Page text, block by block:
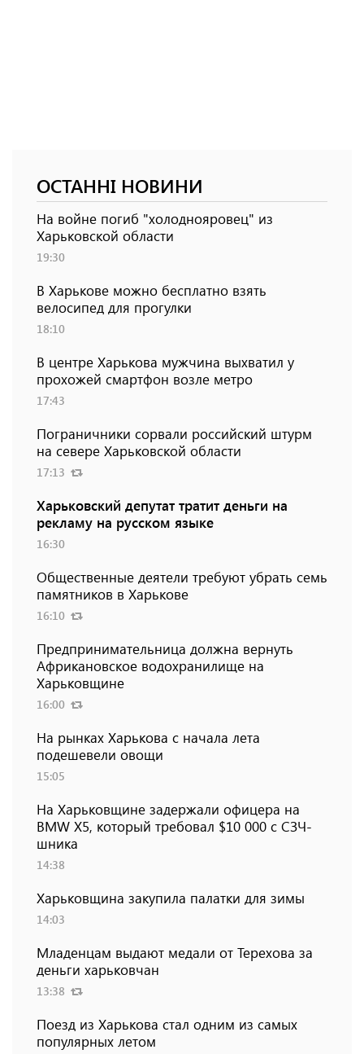
ОСТАННІ НОВИНИ
На войне погиб "холоднояровец" из
Харьковской области
19:30
В Харькове можно бесплатно взять
велосипед для прогулки
18:10
В центре Харькова мужчина выхватил у
прохожей смартфон возле метро
17:43
Пограничники сорвали российский штурм
на севере Харьковской области
17:13
Харьковский депутат тратит деньги на
рекламу на русском языке
16:30
Общественные деятели требуют убрать семь
памятников в Харькове
16:10
Предпринимательница должна вернуть
Африкановское водохранилище на
Харьковщине
16:00
На рынках Харькова с начала лета
подешевели овощи
15:05
На Харьковщине задержали офицера на
BMW Х5, который требовал $10 000 с СЗЧ-
шника
14:38
Харьковщина закупила палатки для зимы
14:03
Младенцам выдают медали от Терехова за
деньги харьковчан
13:38
Поезд из Харькова стал одним из самых
популярных летом